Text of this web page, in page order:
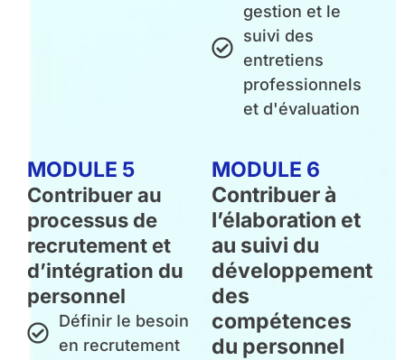
gestion et le
suivi des
entretiens
professionnels
et d'évaluation
MODULE 5
Contribuer au
processus de
recrutement et
d’intégration du
personnel
Définir le besoin
en recrutement
MODULE 6
Contribuer à
l’élaboration et
au suivi du
développement
des
compétences
du personnel